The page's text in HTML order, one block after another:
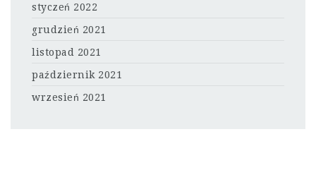
styczeń 2022
grudzień 2021
listopad 2021
październik 2021
wrzesień 2021